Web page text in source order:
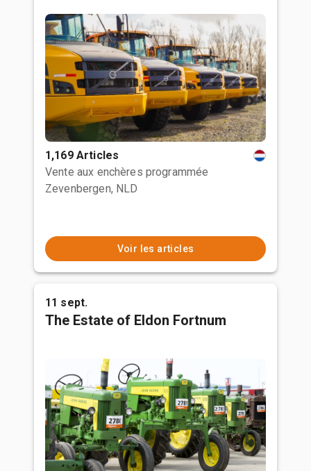
1,169 Articles
Vente aux enchères programmée
Zevenbergen, NLD
Voir les articles
11 sept.
The Estate of Eldon Fortnum